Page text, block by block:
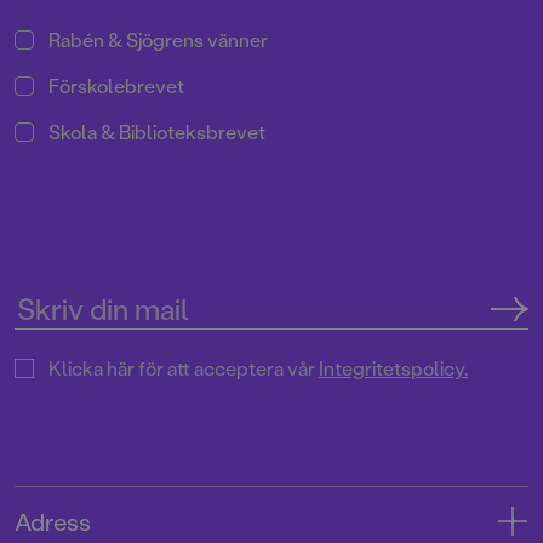
Rabén & Sjögrens vänner
Förskolebrevet
Skola & Biblioteksbrevet
Klicka här för att acceptera vårIntegritetspolicy.
Adress